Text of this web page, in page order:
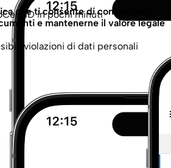
ID in pochi minuti
che ti consente di conservare
e mantenerne il valore legale
violazioni di dati personali